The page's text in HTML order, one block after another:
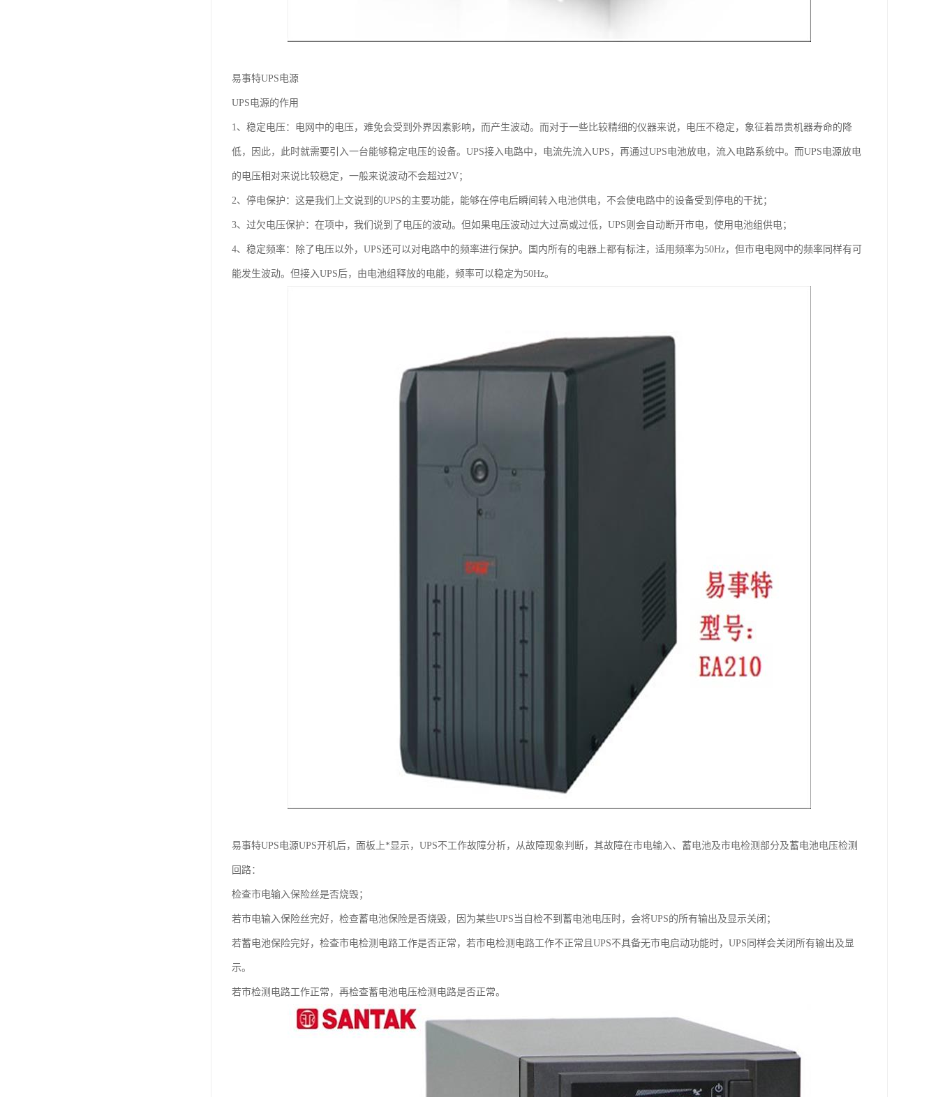
易事特UPS电源
UPS电源的作用
1、稳定电压：电网中的电压，难免会受到外界因素影响，而产生波动。而对于一些比较精细的仪器来说，电压不稳定，象征着昂贵机器寿命的降
低，因此，此时就需要引入一台能够稳定电压的设备。UPS接入电路中，电流先流入UPS，再通过UPS电池放电，流入电路系统中。而UPS电源放电
的电压相对来说比较稳定，一般来说波动不会超过2V；
2、停电保护：这是我们上文说到的UPS的主要功能，能够在停电后瞬间转入电池供电，不会使电路中的设备受到停电的干扰；
3、过欠电压保护：在项中，我们说到了电压的波动。但如果电压波动过大过高或过低，UPS则会自动断开市电，使用电池组供电；
4、稳定频率：除了电压以外，UPS还可以对电路中的频率进行保护。国内所有的电器上都有标注，适用频率为50Hz，但市电电网中的频率同样有可
能发生波动。但接入UPS后，由电池组释放的电能，频率可以稳定为50Hz。
易事特UPS电源UPS开机后，面板上*显示，UPS不工作故障分析，从故障现象判断，其故障在市电输入、蓄电池及市电检测部分及蓄电池电压检测
回路：
检查市电输入保险丝是否烧毁；
若市电输入保险丝完好，检查蓄电池保险是否烧毁，因为某些UPS当自检不到蓄电池电压时，会将UPS的所有输出及显示关闭；
若蓄电池保险完好，检查市电检测电路工作是否正常，若市电检测电路工作不正常且UPS不具备无市电启动功能时，UPS同样会关闭所有输出及显
示。
若市检测电路工作正常，再检查蓄电池电压检测电路是否正常。